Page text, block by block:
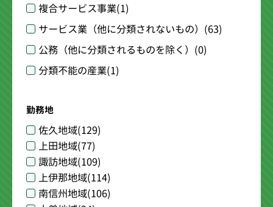
複合サービス事業(1)
サービス業（他に分類されないもの） (63)
公務（他に分類されるものを除く） (0)
分類不能の産業(1)
勤務地
佐久地域(129)
上田地域(77)
諏訪地域(109)
上伊那地域(114)
南信州地域(106)